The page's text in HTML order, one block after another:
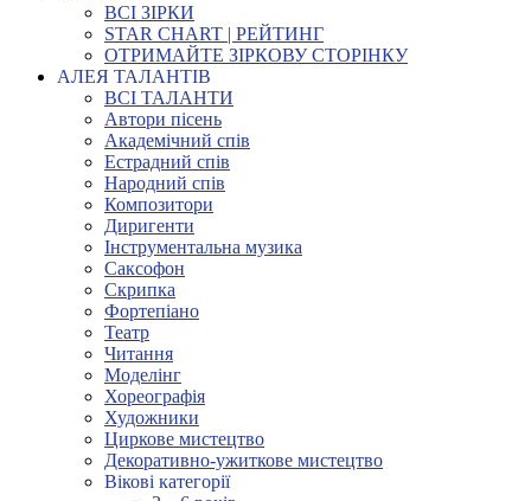
ВСІ ЗІРКИ
STAR CHART | РЕЙТИНГ
ОТРИМАЙТЕ ЗІРКОВУ СТОРІНКУ
АЛЕЯ ТАЛАНТІВ
ВСІ ТАЛАНТИ
Автори пісень
Академічний спів
Естрадний спів
Народний спів
Композитори
Диригенти
Інструментальна музика
Саксофон
Скрипка
Фортепіано
Театр
Читання
Моделінг
Хореографія
Художники
Циркове мистецтво
Декоративно-ужиткове мистецтво
Вікові категорії